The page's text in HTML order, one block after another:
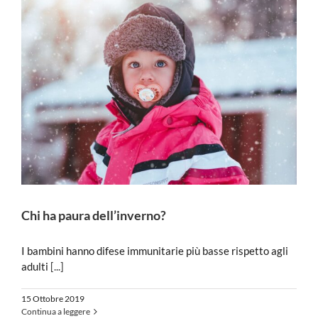
Chi ha paura dell’inverno?
I bambini hanno difese immunitarie più basse rispetto agli
adulti [...]
15 Ottobre 2019
Continua a leggere